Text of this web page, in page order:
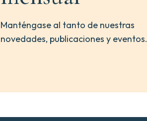
Manténgase al tanto de nuestras
novedades, publicaciones y eventos.